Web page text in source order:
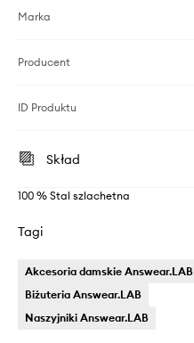
Marka
Producent
ID Produktu
Skład
100 % Stal szlachetna
Tagi
Akcesoria damskie Answear.LAB
Biżuteria Answear.LAB
Naszyjniki Answear.LAB